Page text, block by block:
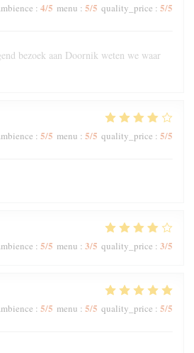
: 4/5 menu : 5/5 quality_price : 5/5
bezoek aan Doornik weten we waar
: 5/5 menu : 5/5 quality_price : 5/5
: 5/5 menu : 3/5 quality_price : 3/5
: 5/5 menu : 5/5 quality_price : 5/5